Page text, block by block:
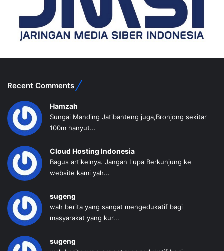
Recent Comments
Hamzah
Sungai Manding Jatibanteng juga,Bronjong sekitar
100m hanyut...
Cloud Hosting Indonesia
Bagus artikelnya. Jangan Lupa Berkunjung ke
website kami yah...
sugeng
wah berita yang sangat mengedukatif bagi
masyarakat yang kur...
sugeng